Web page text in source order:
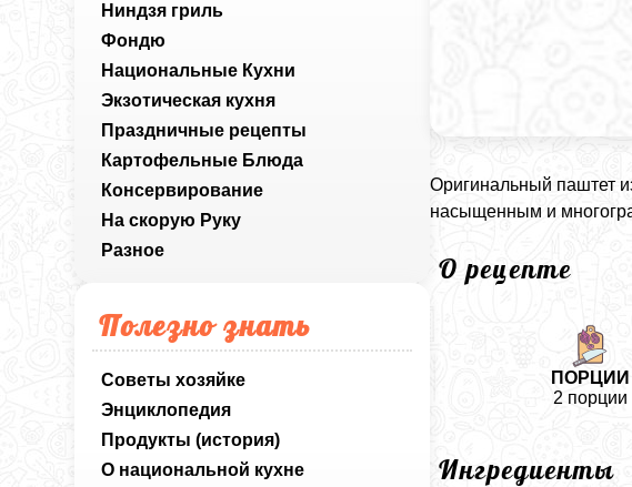
Ниндзя гриль
Фондю
Национальные Кухни
Экзотическая кухня
Праздничные рецепты
Картофельные Блюда
Консервирование
На скорую Руку
Разное
Полезно знать
Советы хозяйке
Энциклопедия
Продукты (история)
О национальной кухне
Оригинальный паштет
насыщенным и
О рецепте
ПОРЦИИ
2 порции
Ингредиенты